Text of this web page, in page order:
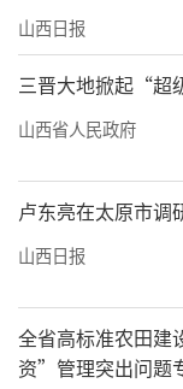
山西日报
三晋大地掀起“超
山西省人民政府
卢东亮在太原市调
山西日报
全省高标准农田
资”管理突出问题